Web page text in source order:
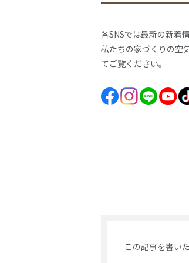
各SNSでは最新の新着
私たちの家づくりの空
てご覧ください。
この記事を書い